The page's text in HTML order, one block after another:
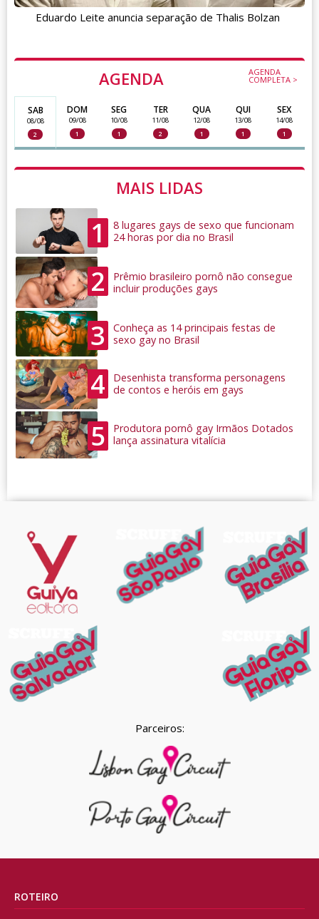
AGENDA AGENDA
COMPLETA >
SAB
08/08
2
DOM
09/08
1
SEG
10/08
1
TER
11/08
2
QUA
12/08
1
QUI
13/08
1
SEX
14/08
1
MAIS LIDAS
1
8 lugares gays de sexo que funcionam
24 horas por dia no Brasil
2
Prêmio brasileiro pornô não consegue
incluir produções gays
3
Conheça as 14 principais festas de
sexo gay no Brasil
4
Desenhista transforma personagens
de contos e heróis em gays
5
Produtora pornô gay Irmãos Dotados
lança assinatura vitalícia
Eduardo Leite anuncia separação de Thalis Bolzan
Parceiros:
ROTEIRO